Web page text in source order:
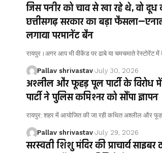
जिस पनीर को चाव से खा रहे थे, वो दूध
छत्तीसगढ़ सरकार का बड़ा
लगाया परमानेंट बैन
रायपुर।अगर आप भी वीकेंड पर ढाबे या चमचमाते रेस्टोरेंट में
Pallav shrivastav July 30, 2026
अश्लील और फूहड़ पूल पार्टी के विरोध
पार्टी ने पुलिस कमिश्नर को सौंपा ज्ञापन
रायपुर: शहर में आयोजित की जा रही कथित अश्लील और
Pallav shrivastav July 29, 2026
सरस्वती शिशु मंदिर की प्राचार्य